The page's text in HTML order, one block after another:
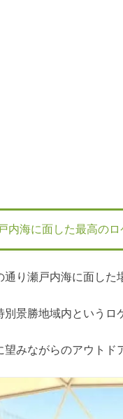
内海に面した最高のロ
り瀬戸内海に面した
景勝地域内というロ
みながらのアウトド